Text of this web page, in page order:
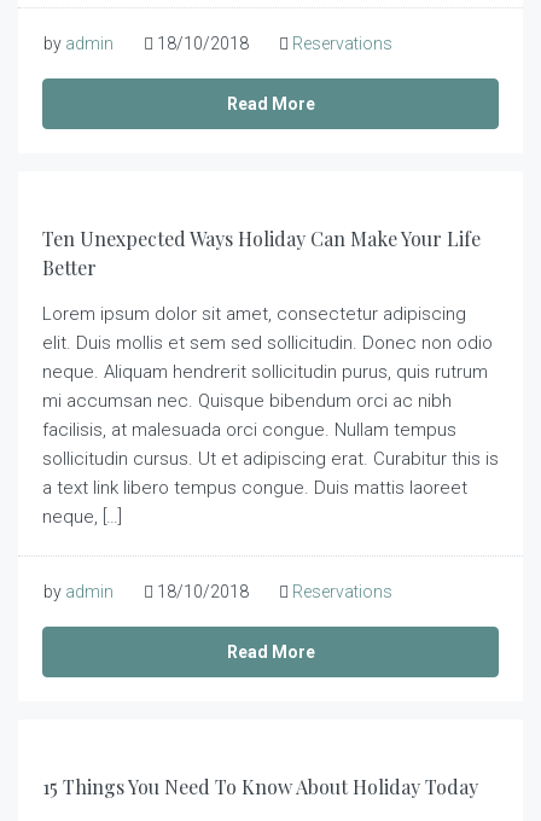
by admin 18/10/2018 Reservations
Read More
Ten Unexpected Ways Holiday Can Make Your Life
Better
Lorem ipsum dolor sit amet, consectetur adipiscing
elit. Duis mollis et sem sed sollicitudin. Donec non odio
neque. Aliquam hendrerit sollicitudin purus, quis rutrum
mi accumsan nec. Quisque bibendum orci ac nibh
facilisis, at malesuada orci congue. Nullam tempus
sollicitudin cursus. Ut et adipiscing erat. Curabitur this is
a text link libero tempus congue. Duis mattis laoreet
neque, […]
by admin 18/10/2018 Reservations
Read More
15 Things You Need To Know About Holiday Today